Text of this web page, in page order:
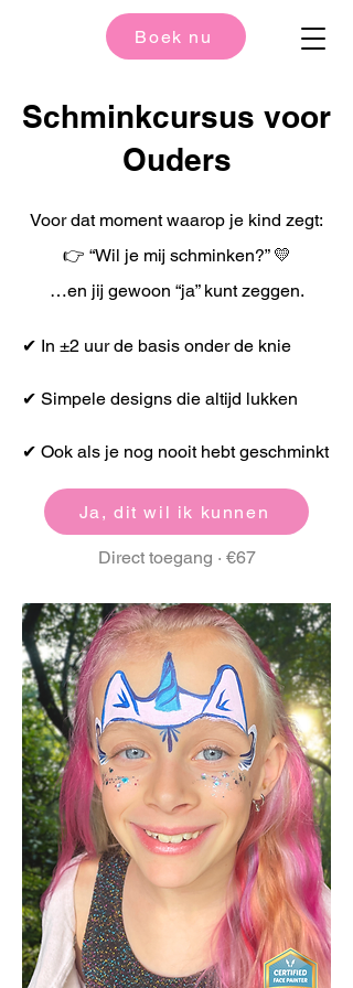
Boek nu
Schminkcursus voor
Ouders
Voor dat moment waarop je kind zegt:
👉 “Wil je mij schminken?” 💛
…en jij gewoon “ja” kunt zeggen.
✔ In ±2 uur de basis onder de knie
✔ Simpele designs die altijd lukken
✔ Ook als je nog nooit hebt geschminkt
Ja, dit wil ik kunnen
Direct toegang · €67